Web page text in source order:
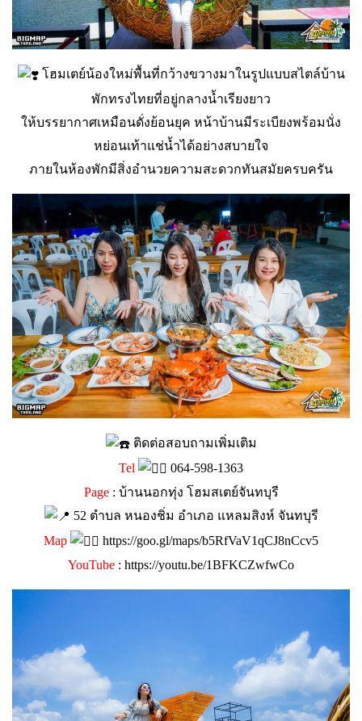
โฮมเตย์น้องใหม่พื้นที่กว้างขวางมาในรูปแบบสไตล์บ้าน
พักทรงไทยที่อยู่กลางน้ำเรียงยาว
ให้บรรยากาศเหมือนดั่งย้อนยุค หน้าบ้านมีระเบียงพร้อมนั่ง
หย่อนเท้าแช่น้ำได้อย่างสบายใจ
ภายในห้องพักมีสิ่งอำนวยความสะดวกทันสมัยครบครัน
ติดต่อสอบถามเพิ่มเติม
Tel
064-598-1363
Page: บ้านนอกทุ่ง โฮมสเตย์จันทบุรี
52 ตำบล หนองชิ่ม อำเภอ แหลมสิงห์ จันทบุรี
Map
https://goo.gl/maps/b5RfVaV1qCJ8nCcv5
YouTube : https://youtu.be/1BFKCZwfwCo